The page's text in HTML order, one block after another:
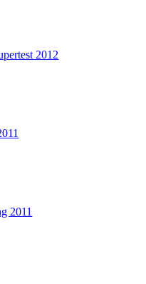
2012
2011